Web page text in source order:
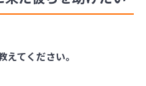
てください。